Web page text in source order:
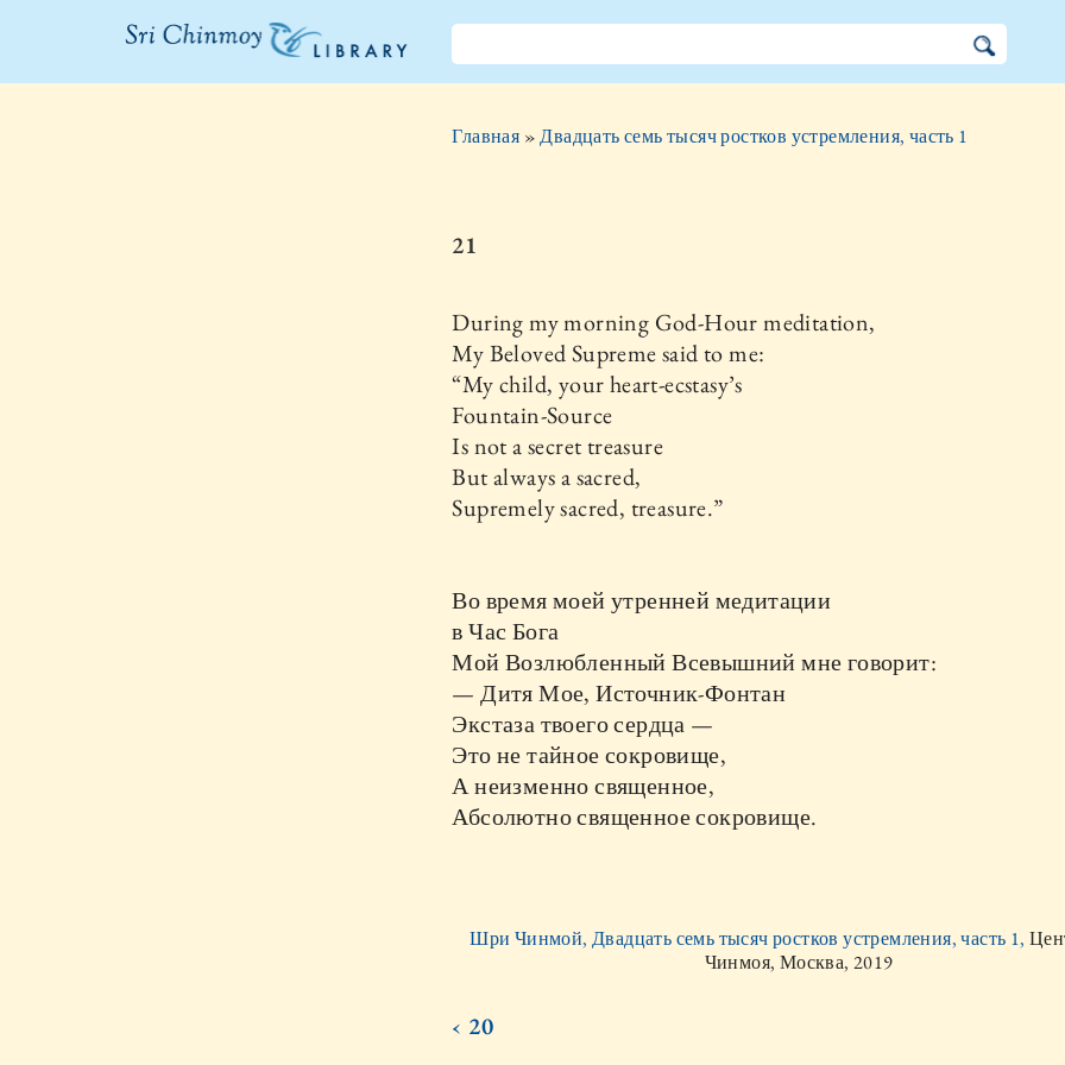
Библиотека
Главная »Двадцать семь тысяч ростков устремления, часть 1
21
During my morning God-Hour meditation,
My Beloved Supreme said to me:
“My child, your heart-ecstasy’s
Fountain-Source
Is not a secret treasure
But always a sacred,
Supremely sacred, treasure.”
Во время моей утренней медитации
в Час Бога
Мой Возлюбленный Всевышний мне говорит:
— Дитя Мое, Источник-Фонтан
Экстаза твоего сердца —
Это не тайное сокровище,
А неизменно священное,
Абсолютно священное сокровище.
Шри Чинмой, Двадцать семь тысяч ростков устремления, часть 1,
Чинмоя, Москва, 2019
‹ 20